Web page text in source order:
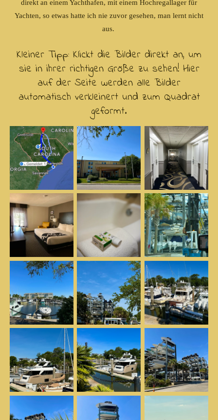
direkt an einem Yachthafen, mit einem Hochregallager für
Yachten, so etwas hatte ich nie zuvor gesehen, man lernt nicht
aus.
Kleiner Tipp: Klickt die Bilder direkt an, um
sie in ihrer richtigen Größe zu sehen! Hier
auf der Seite werden alle Bilder
automatisch verkleinert und zum Quadrat
geformt.